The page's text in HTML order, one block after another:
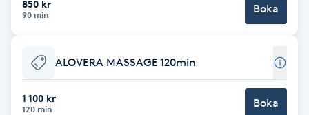
Barber
Barnklippning
BIAB
850 kr
90 min Boka
ALOVERA MASSAGE 120min
1 100 kr
120 min Boka